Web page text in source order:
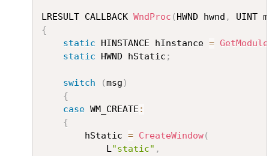
LRESULT CALLBACK WndProc ( HWND hwnd ,
UINT
{
static HINSTANCE hInstance =
static HWND hStatic ;
switch (msg )
{
case WM_CREATE :
{
		hStatic
= CreateWindow(
			L
"static" ,